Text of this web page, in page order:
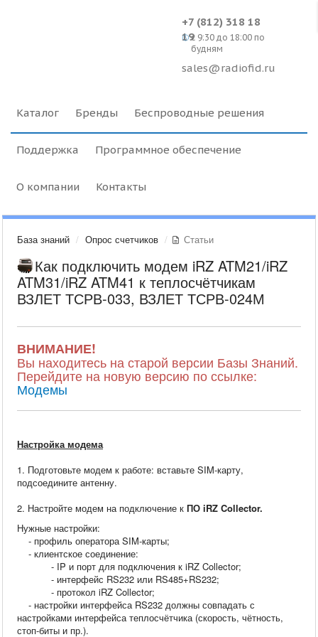
+7 (812) 318 18
19c 9:30 до 18:00 по
будням
sales@radiofid.ru
Каталог Бренды Беспроводные решения
Поддержка Программное обеспечение
О компании Контакты
База знаний Опрос счетчиков Статьи
Как подключить модем iRZ ATM21/iRZ
ATM31/iRZ ATM41 к теплосчётчикам
ВЗЛЕТ ТСРВ-033, ВЗЛЕТ ТСРВ-024М
ВНИМАНИЕ!
Вы находитесь на старой версии Базы Знаний.
Перейдите на новую версию по ссылке:
Модемы
Настройка модема
1. Подготовьте модем к работе: вставьте SIM-карту,
подсоедините антенну.
2. Настройте модем на подключение к ПО iRZ Collector.
Нужные настройки:
- профиль оператора SIM-карты;
- клиентское соединение:
- IP и порт для подключения к iRZ Collector;
- интерфейс RS232 или RS485+RS232;
- протокол iRZ Collector;
- настройки интерфейса RS232 должны совпадать с
настройками интерфейса теплосчётчика (скорость, чётность,
стоп-биты и пр.).